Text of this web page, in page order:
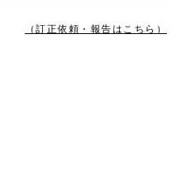
（訂正依頼・報告はこちら）